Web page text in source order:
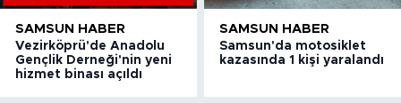
SAMSUN HABER
Vezirköprü'de Anadolu
Gençlik Derneği'nin yeni
hizmet binası açıldı
SAMSUN HABER
Samsun'da motosiklet
kazasında 1 kişi yaralandı